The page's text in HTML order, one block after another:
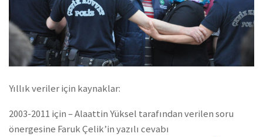
Yıllık veriler için kaynaklar:
2003-2011 için – Alaattin Yüksel tarafından verilen soru
önergesine Faruk Çelik’in yazılı cevabı